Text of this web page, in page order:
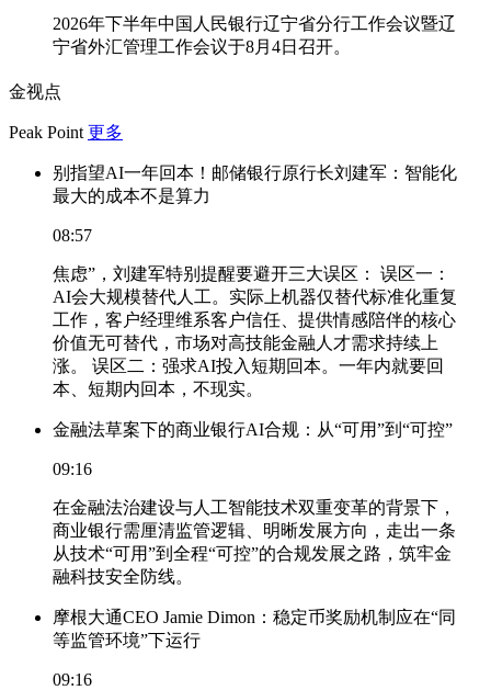
2026年下半年中国人民银行辽宁省分行工作会议暨辽
宁省外汇管理工作会议于8月4日召开。
金视点
Peak Point 更多
别指望AI一年回本！邮储银行原行长刘建军：智能化
最大的成本不是算力
08:57
焦虑”，刘建军特别提醒要避开三大误区： 误区一：
AI会大规模替代人工。实际上机器仅替代标准化重复
工作，客户经理维系客户信任、提供情感陪伴的核心
价值无可替代，市场对高技能金融人才需求持续上
涨。 误区二：强求AI投入短期回本。一年内就要回
本、短期内回本，不现实。
金融法草案下的商业银行AI合规：从“可用”到“可控”
09:16
在金融法治建设与人工智能技术双重变革的背景下，
商业银行需厘清监管逻辑、明晰发展方向，走出一条
从技术“可用”到全程“可控”的合规发展之路，筑牢金
融科技安全防线。
摩根大通CEO Jamie Dimon：稳定币奖励机制应在“同
等监管环境”下运行
09:16